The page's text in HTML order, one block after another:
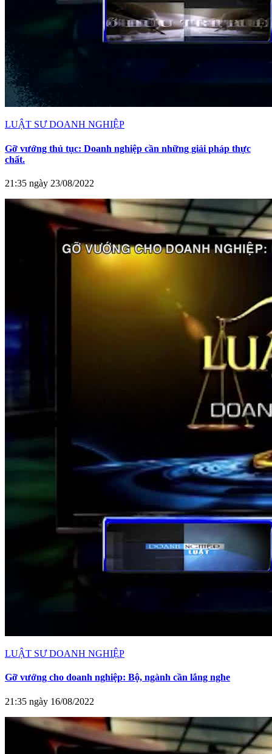
LUẬT SƯ DOANH NGHIỆP
Gỡ vướng thủ tục: Doanh nghiệp cần những giải pháp thực
chất.
21:35 ngày 23/08/2022
LUẬT SƯ DOANH NGHIỆP
Gỡ vướng cho doanh nghiệp: Bộ, ngành cần lắng nghe
21:35 ngày 16/08/2022